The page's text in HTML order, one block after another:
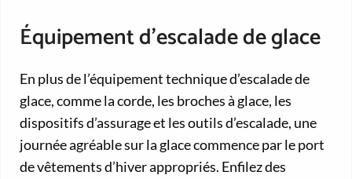
Équipement d’escalade de glace
En plus de l’équipement technique d’escalade de
glace, comme la corde, les broches à glace, les
dispositifs d’assurage et les outils d’escalade, une
journée agréable sur la glace commence par le port
de vêtements d’hiver appropriés. Enfilez des